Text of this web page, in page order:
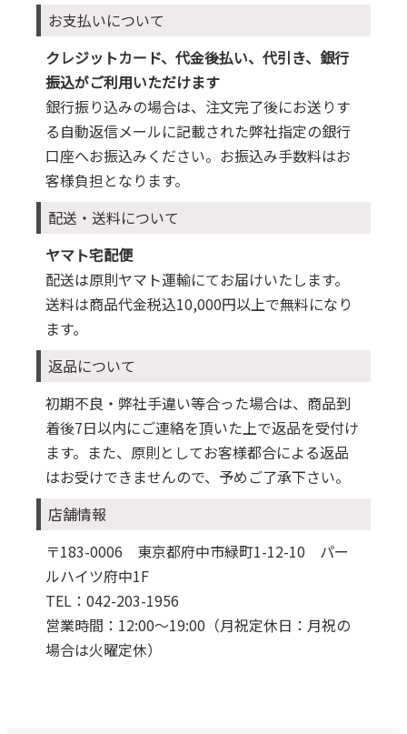
お支払いについて
クレジットカード、代金後払い、代引き、銀行
振込がご利用いただけます
銀行振り込みの場合は、注文完了後にお送りす
る自動返信メールに記載された弊社指定の銀行
口座へお振込みください。お振込み手数料はお
客様負担となります。
配送・送料について
ヤマト宅配便
配送は原則ヤマト運輸にてお届けいたします。
送料は商品代金税込10,000円以上で無料になり
ます。
返品について
初期不良・弊社手違い等合った場合は、商品到
着後7日以内にご連絡を頂いた上で返品を受付け
ます。また、原則としてお客様都合による返品
はお受けできませんので、予めご了承下さい。
店舗情報
〒183-0006 東京都府中市緑町1-12-10 パー
ルハイツ府中1F
TEL：042-203-1956
営業時間：12:00～19:00（月祝定休日：月祝の
場合は火曜定休）